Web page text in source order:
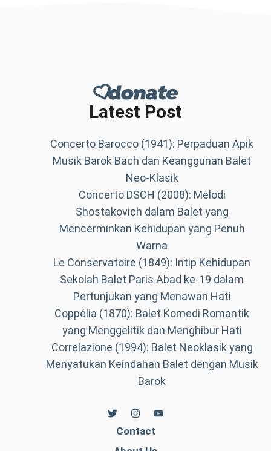
Latest Post
Concerto Barocco (1941): Perpaduan Apik
Musik Barok Bach dan Keanggunan Balet
Neo-Klasik
Concerto DSCH (2008): Melodi
Shostakovich dalam Balet yang
Mencerminkan Kehidupan yang Penuh
Warna
Le Conservatoire (1849): Intip Kehidupan
Sekolah Balet Paris Abad ke-19 dalam
Pertunjukan yang Menawan Hati
Coppélia (1870): Balet Komedi Romantik
yang Menggelitik dan Menghibur Hati
Correlazione (1994): Balet Neoklasik yang
Menyatukan Keindahan Balet dengan Musik
Barok
Contact